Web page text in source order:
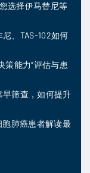
选择伊马替尼等
、TAS-102如何
策能力”评估与患
筛查，如何提升
肺癌患者解读最